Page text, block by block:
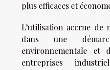
plus efficaces et
L’utilisation accrue de
dans une
environnementale et
entreprises